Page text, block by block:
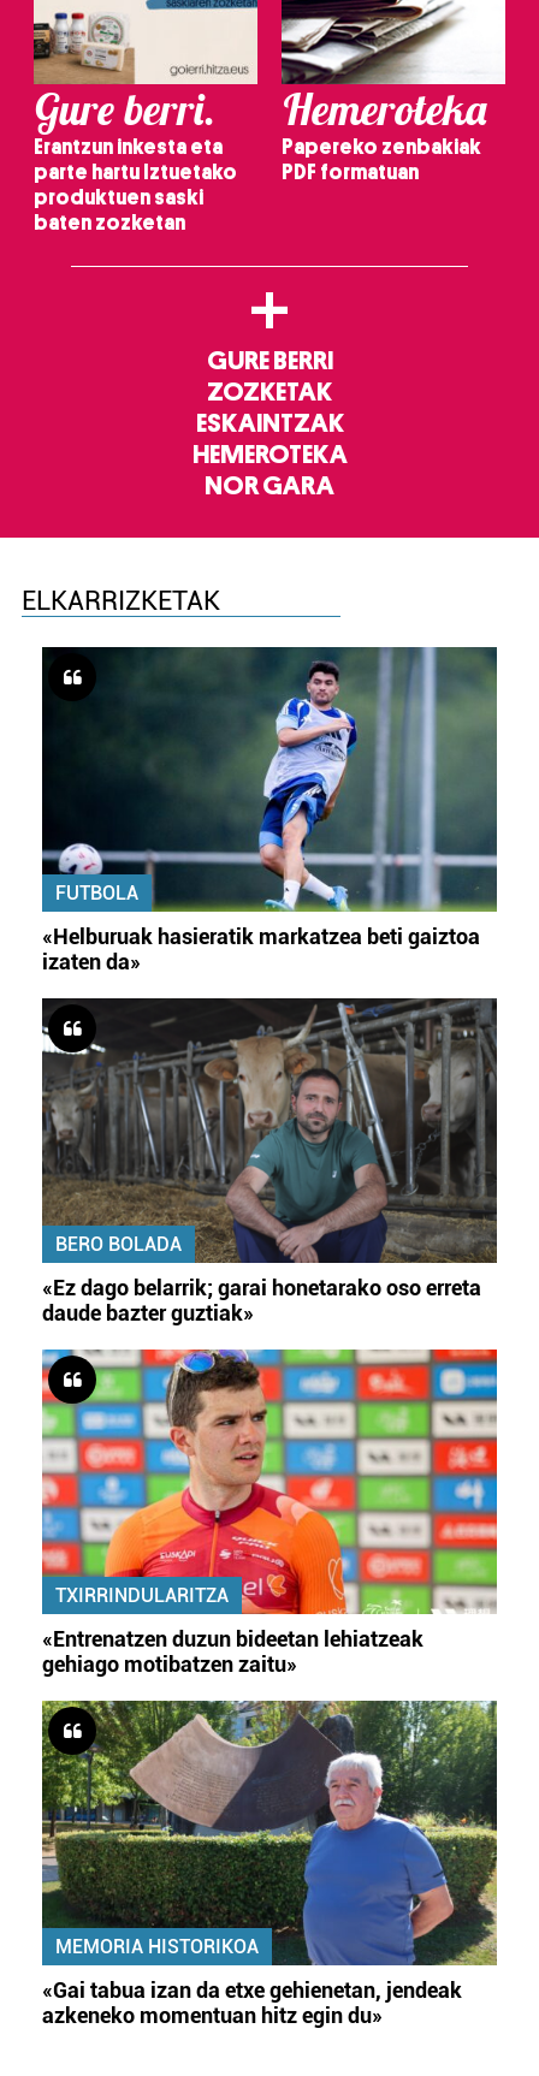
Gure berri.
Erantzun inkesta eta
parte hartu Iztuetako
produktuen saski
baten zozketan
Hemeroteka
Papereko zenbakiak
PDF formatuan
+
GURE BERRI
ZOZKETAK
ESKAINTZAK
HEMEROTEKA
NOR GARA
ELKARRIZKETAK
FUTBOLA
«Helburuak hasieratik markatzea beti gaiztoa
izaten da»
BERO BOLADA
«Ez dago belarrik; garai honetarako oso erreta
daude bazter guztiak»
TXIRRINDULARITZA
«Entrenatzen duzun bideetan lehiatzeak
gehiago motibatzen zaitu»
MEMORIA HISTORIKOA
«Gai tabua izan da etxe gehienetan, jendeak
azkeneko momentuan hitz egin du»